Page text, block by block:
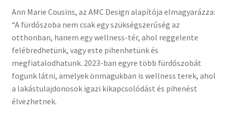
Ann Marie Cousins, az AMC Design alapítója elmagyarázza:
“A fürdőszoba nem csak egy szükségszerűség az
otthonban, hanem egy wellness-tér, ahol reggelente
felébredhetünk, vagy este pihenhetünk és
megfiatalodhatunk. 2023-ban egyre több fürdőszobát
fogunk látni, amelyek önmagukban is wellness terek, ahol
a lakástulajdonosok igazi kikapcsolódást és pihenést
élvezhetnek.